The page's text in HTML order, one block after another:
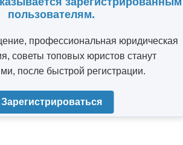
пользователям.
профессиональная юридическая
советы топовых юристов станут
после быстрой регистрации.
Зарегистрироваться